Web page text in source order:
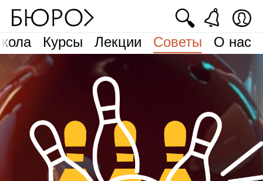
Курсы Лекции Советы О нас
🔍